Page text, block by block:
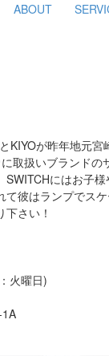
ABOUT
KIYOが昨年地元
取扱いブランド
にはお子
彼はランプでス
さい！
火曜日)